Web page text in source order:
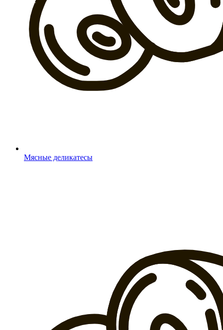
Мясные деликатесы